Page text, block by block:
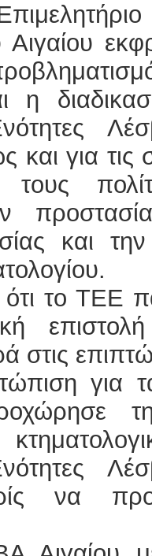
Αιγαίου
η
και για τις
τους
και
το ΤΕΕ
στις
να